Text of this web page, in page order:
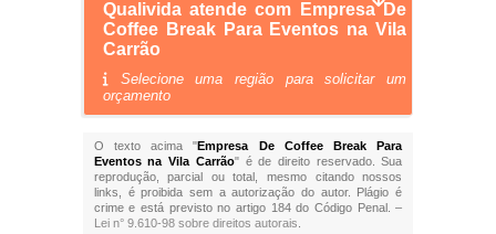
Qualivida atende com Empresa De
Coffee Break Para Eventos na Vila
Carrão
Selecione uma região para solicitar um
orçamento
O texto acima "Empresa De Coffee Break Para
Eventos na Vila Carrão" é de direito reservado. Sua
reprodução, parcial ou total, mesmo citando nossos
links, é proibida sem a autorização do autor. Plágio é
crime e está previsto no artigo 184 do Código Penal. –
Lei n° 9.610-98 sobre direitos autorais